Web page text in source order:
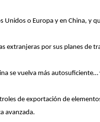
Unidos o Europa y en China, y
extranjeras por sus planes de
se vuelva más
de exportación de
avanzada.